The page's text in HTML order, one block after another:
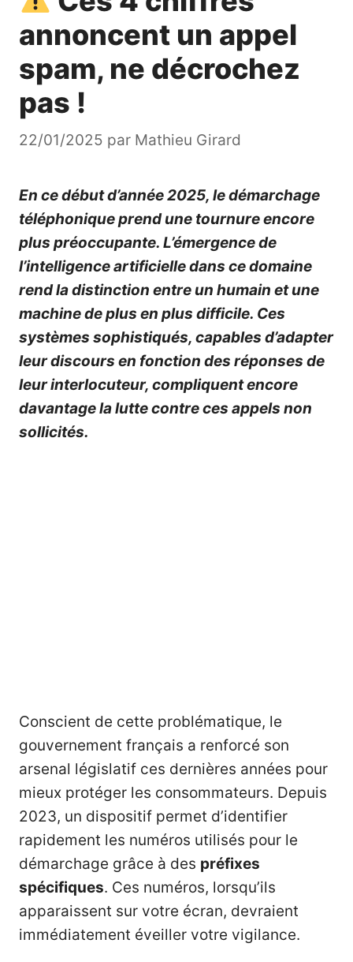
annoncent un appel
spam, ne décrochez
pas !
22/01/2025 par Mathieu Girard
En ce début d’année 2025, le démarchage
téléphonique prend une tournure encore
plus préoccupante. L’émergence de
l’intelligence artificielle dans ce domaine
rend la distinction entre un humain et une
machine de plus en plus difficile. Ces
systèmes sophistiqués, capables d’adapter
leur discours en fonction des réponses de
leur interlocuteur, compliquent encore
davantage la lutte contre ces appels non
sollicités.
Conscient de cette problématique, le
gouvernement français a renforcé son
arsenal législatif ces dernières années pour
mieux protéger les consommateurs. Depuis
2023, un dispositif permet d’identifier
rapidement les numéros utilisés pour le
démarchage grâce à des préfixes
spécifiques. Ces numéros, lorsqu’ils
apparaissent sur votre écran, devraient
immédiatement éveiller votre vigilance.